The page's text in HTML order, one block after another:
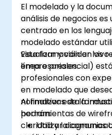
El modelado y la
análisis de negocios
centrado en los
modelado estándar
visualizar y validar los
empresariales.
Esta formación en
línea o presencial)
profesionales con
en modelado que
normativas de la
herramientas de
claridad y la
Al finalizar esta
podrán:
Utilizar diagramas